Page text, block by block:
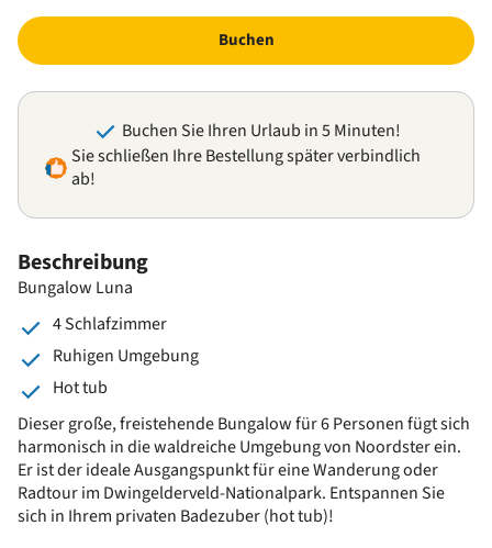
Beschreibung
Bungalow Luna
4 Schlafzimmer
Ruhigen Umgebung
Hot tub
Dieser große, freistehende Bungalow für 6 Personen fügt sich
harmonisch in die waldreiche Umgebung von Noordster ein.
Er ist der ideale Ausgangspunkt für eine Wanderung oder
Radtour im Dwingelderveld-Nationalpark. Entspannen Sie
sich in Ihrem privaten Badezuber (hot tub)!
Buchen
Buchen Sie Ihren Urlaub in 5 Minuten!
Sie schließen Ihre Bestellung später verbindlich
ab!